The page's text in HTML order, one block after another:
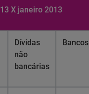
X janeiro 2013
Dívidas
não
bancárias
Bancos